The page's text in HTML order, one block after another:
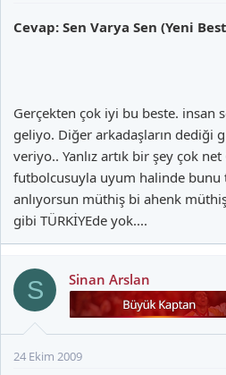
Cevap: Sen Varya Sen (Yeni
Gerçekten çok iyi bu beste. insan
geliyo. Diğer arkadaşların dediği
veriyo.. Yanlız artık bir şey çok
futbolcusuyla uyum halinde bunu
anlıyorsun müthiş bi ahenk
gibi TÜRKİYEde yok....
S Sinan Arslan
24 Ekim 2009